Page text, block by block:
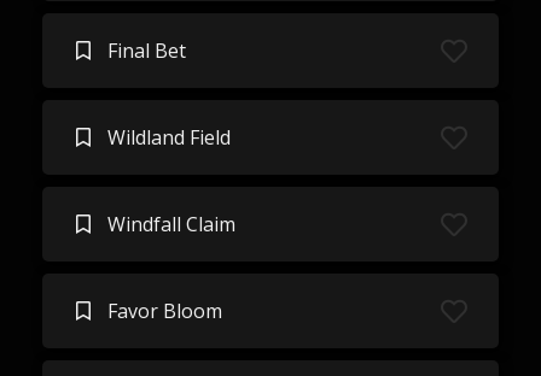
Final Bet
Wildland Field
Windfall Claim
Favor Bloom